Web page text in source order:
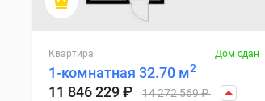
Квартира Дом сдан
1-комнатная 32.70 м2
11 846 229₽ 14 272 569₽